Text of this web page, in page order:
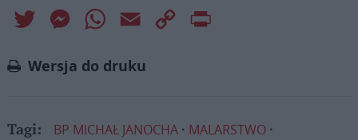
Twitter MessengerWhatsApp
Email
Copy
Wersja do druku
Tagi: BP MICHAŁ JANOCHA
MALARSTWO